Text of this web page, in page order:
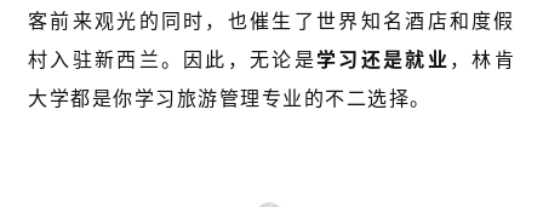
家
庭
团
聚
客前来观光的同时，也催生了世界知名酒店和度假
村入驻新西兰。因此，无论是学习还是就业 ，林肯
大学都是你学习旅游管理专业的不二选择。